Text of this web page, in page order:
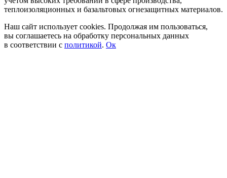
теплоизоляционных и базальтовых огнезащитных материалов.
Наш сайт использует cookies. Продолжая им пользоваться,
вы соглашаетесь на обработку персональных данных
в соответствии с политикой. Ок